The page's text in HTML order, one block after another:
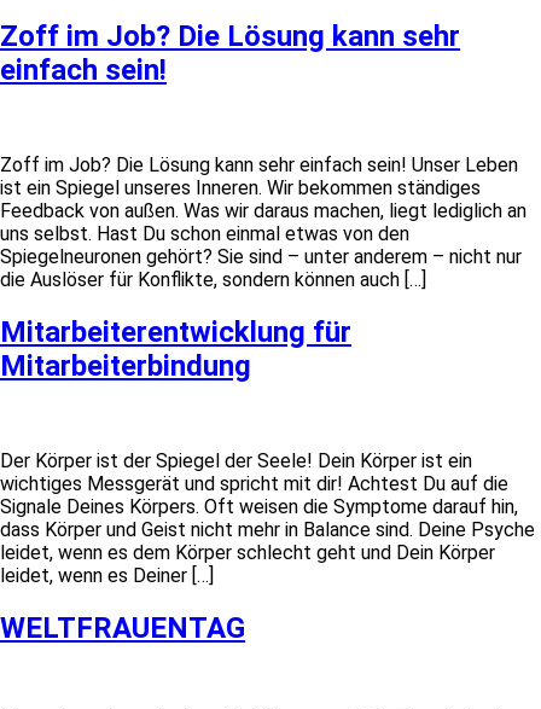
Zoff im Job? Die Lösung kann sehr
einfach sein!
Zoff im Job? Die Lösung kann sehr einfach sein! Unser Leben
ist ein Spiegel unseres Inneren. Wir bekommen ständiges
Feedback von außen. Was wir daraus machen, liegt lediglich an
uns selbst. Hast Du schon einmal etwas von den
Spiegelneuronen gehört? Sie sind – unter anderem – nicht nur
die Auslöser für Konflikte, sondern können auch […]
Mitarbeiterentwicklung für
Mitarbeiterbindung
Der Körper ist der Spiegel der Seele! Dein Körper ist ein
wichtiges Messgerät und spricht mit dir! Achtest Du auf die
Signale Deines Körpers. Oft weisen die Symptome darauf hin,
dass Körper und Geist nicht mehr in Balance sind. Deine Psyche
leidet, wenn es dem Körper schlecht geht und Dein Körper
leidet, wenn es Deiner […]
WELTFRAUENTAG